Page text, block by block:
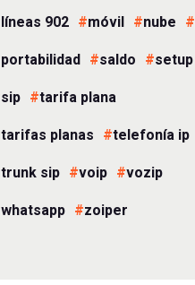
líneas 902
móvil nube
portabilidad
saldo
setup
sip
tarifa plana
tarifas planas
telefonía ip
trunk sip
voip
vozip
whatsapp
zoiper